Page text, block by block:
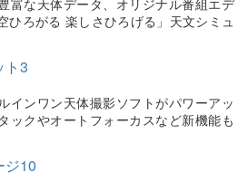
富な天体データ、オリジナル番組エデ
ひろがる 楽しさひろげる」天文シミュ
ト3
インワン天体撮影ソフトがパワーアッ
ックやオートフォーカスなど新機能も
ジ10